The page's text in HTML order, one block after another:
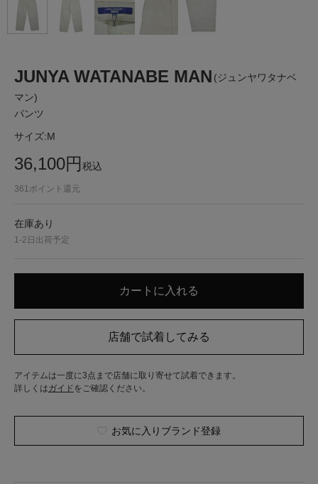
JUNYA WATANABE MAN (ジュンヤワタナベ
マン)
パンツ
サイズ:M
36,100円税込
361 ポイント還元
在庫あり
1-2日出荷予定
アイテムは一度に3点まで店舗に取り寄せて試着できます。
詳しくはガイド をご確認ください。
お気に入りブランド登録